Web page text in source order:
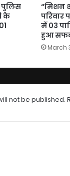
पुलिस
के
“मिशन
परिवार
में 03
हुआ
March
not be published.